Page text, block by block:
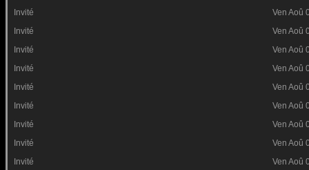
Invité
Ven Aoû
Invité
Ven Aoû
Invité
Ven Aoû
Invité
Ven Aoû
Invité
Ven Aoû
Invité
Ven Aoû
Invité
Ven Aoû
Invité
Ven Aoû
Invité
Ven Aoû